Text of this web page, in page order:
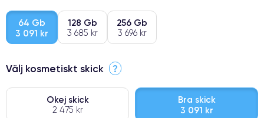
64 Gb
3 091 kr
128 Gb
3 685 kr
256 Gb
3 696 kr
Välj kosmetiskt skick ?
Okej skick
2 475 kr
Bra skick
3 091 kr